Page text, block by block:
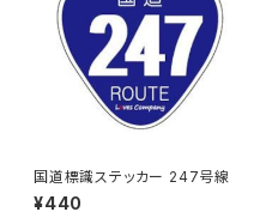
国道標識ステッカー 247号線
¥440